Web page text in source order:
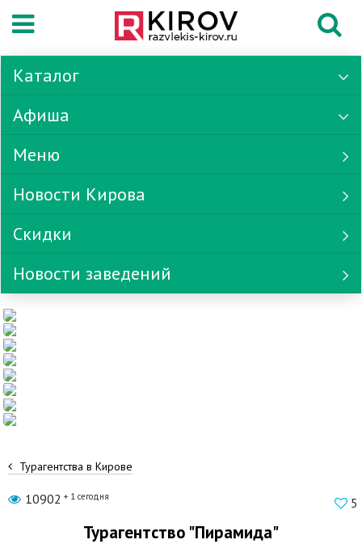
Каталог
Афиша
Меню
Новости Кирова
Скидки
Новости заведений
Турагентства в Кирове
10902 + 1 сегодня 5
Турагентство "Пирамида"